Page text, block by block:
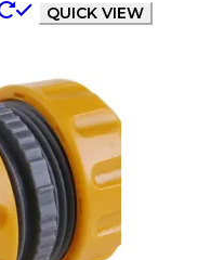
QUICK VIEW